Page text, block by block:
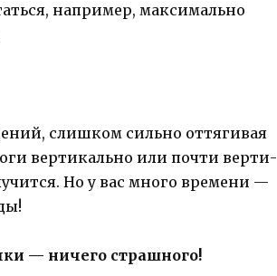
например, максимально
слиш­ком сильно оттягивая
вертикально или почти верти­
Но у вас много времени —
— ничего страшного!